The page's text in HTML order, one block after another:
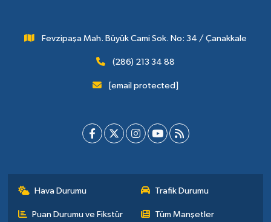
Fevzipaşa Mah. Büyük Cami Sok. No: 34 / Çanakkale
(286) 213 34 88
[email protected]
Hava Durumu Trafik Durumu
Puan Durumu ve Fikstür Tüm Manşetler